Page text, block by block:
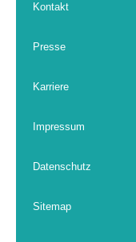
Kontakt
Presse
Karriere
Impressum
Datenschutz
Sitemap